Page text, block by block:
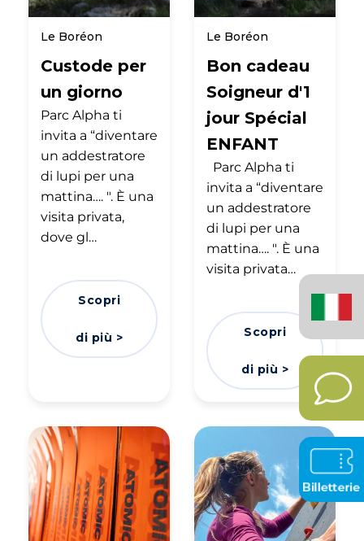
Le Boréon
Custode per
un giorno
Parc Alpha ti
invita a “diventare
un addestratore
di lupi per una
mattina…. ". È una
visita privata,
dove gl…
Scopri
di più >
Le Boréon
Bon cadeau
Soigneur d'1
jour Spécial
ENFANT
Parc Alpha ti
invita a “diventare
un addestratore
di lupi per una
mattina…. ". È una
visita privata…
Scopri
di più >